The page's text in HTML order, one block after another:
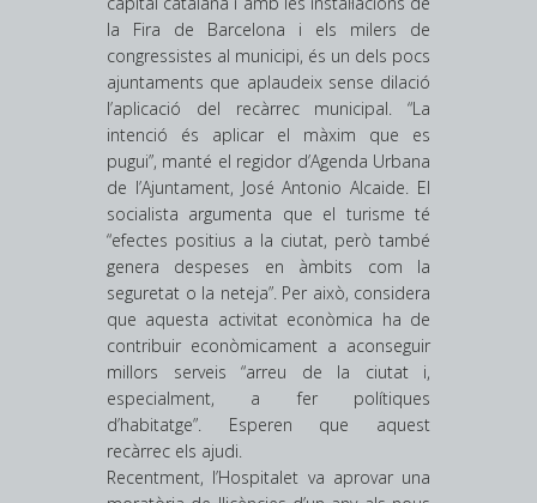
la Fira de Barcelona i els milers de
congressistes al municipi, és un dels pocs
ajuntaments que aplaudeix sense dilació
l’aplicació del recàrrec municipal. “La
intenció és aplicar el màxim que es
pugui”, manté el regidor d’Agenda Urbana
de l’Ajuntament, José Antonio Alcaide. El
socialista argumenta que el turisme té
“efectes positius a la ciutat, però també
genera despeses en àmbits com la
seguretat o la neteja”. Per això, considera
que aquesta activitat econòmica ha de
contribuir econòmicament a aconseguir
millors serveis “arreu de la ciutat i,
especialment, a fer polítiques
d’habitatge”. Esperen que aquest
recàrrec els ajudi.
Recentment, l’Hospitalet va aprovar una